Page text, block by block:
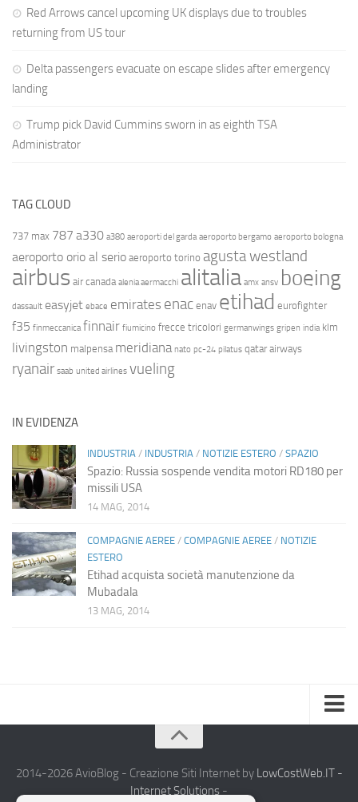
Red Arrows cancel upcoming UK displays due to troubles
returning from US tour
Delta passengers evacuate on escape slides after emergency
landing
Trump pick David Cummins sworn in as eighth TSA
Administrator
TAG CLOUD
737 max 787 a330 a380 aeroporti del garda aeroporto bergamo aeroporto bologna
aeroporto orio al serio aeroporto torino agusta westland
airbus air canada alenia aermacchi alitalia amx ansv boeing
dassault easyjet ebace emirates enac enav etihad eurofighter
f35 finmeccanica finnair fiumicino frecce tricolori germanwings gripen india klm
livingston malpensa meridiana nato pc-24 pilatus qatar airways
ryanair saab united airlines vueling
IN EVIDENZA
INDUSTRIA / INDUSTRIA / NOTIZIE ESTERO / SPAZIO
Spazio: Russia sospende vendita motori RD180 per
missili USA
14 MAG, 2014
COMPAGNIE AEREE / COMPAGNIE AEREE / NOTIZIE
ESTERO
Etihad acquista società manutenzione da
Mubadala
13 MAG, 2014
Chi Siamo
Notizie Estero
2014-2026 AvioBlog - Creazione Siti Internet by LowCostWeb.IT -
Internet Solutions -